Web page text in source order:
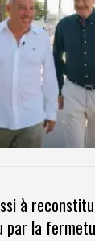
à
par la